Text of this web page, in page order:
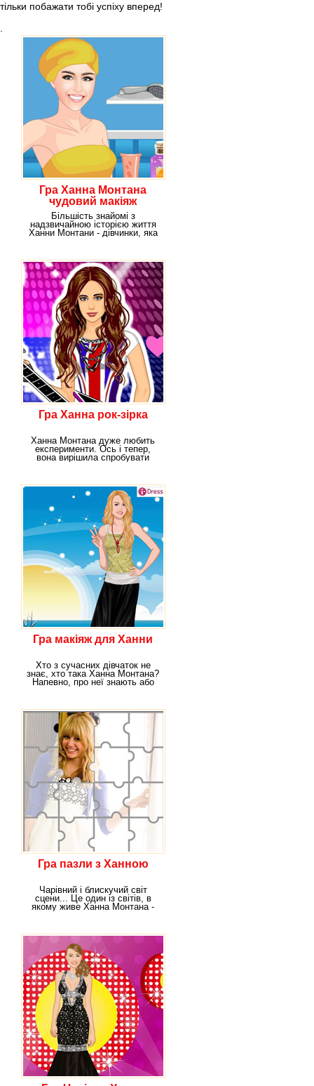
тільки побажати тобі успіху вперед!
Гра Ханна Монтана
чудовий макіяж
Більшість знайомі з
надзвичайною історією життя
Ханни Монтани - дівчинки, яка
Гра Ханна рок-зірка
Ханна Монтана дуже любить
експерименти. Ось і тепер,
вона вирішила спробувати
Гра макіяж для Ханни
Хто з сучасних дівчаток не
знає, хто така Ханна Монтана?
Напевно, про неї знають або
Гра пазли з Ханною
Чарівний і блискучий світ
сцени... Це один із світів, в
якому живе Ханна Монтана -